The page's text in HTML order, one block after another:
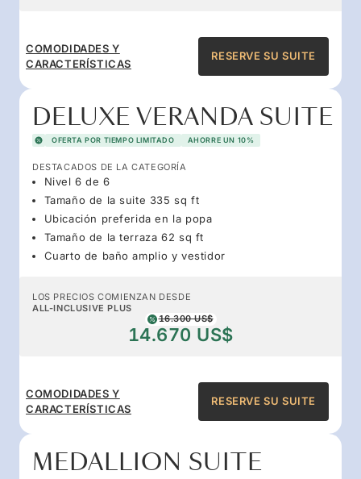
COMODIDADES Y
CARACTERÍSTICAS
RESERVE SU SUITE
DELUXE VERANDA SUITE
OFERTA POR TIEMPO LIMITADO AHORRE UN 10%
DESTACADOS DE LA CATEGORÍA
Nivel 6 de 6
Tamaño de la suite 335 sq ft
Ubicación preferida en la popa
Tamaño de la terraza 62 sq ft
Cuarto de baño amplio y vestidor
LOS PRECIOS COMIENZAN DESDE
ALL-INCLUSIVE PLUS
16.300 US$
14.670 US$
COMODIDADES Y
CARACTERÍSTICAS
RESERVE SU SUITE
MEDALLION SUITE